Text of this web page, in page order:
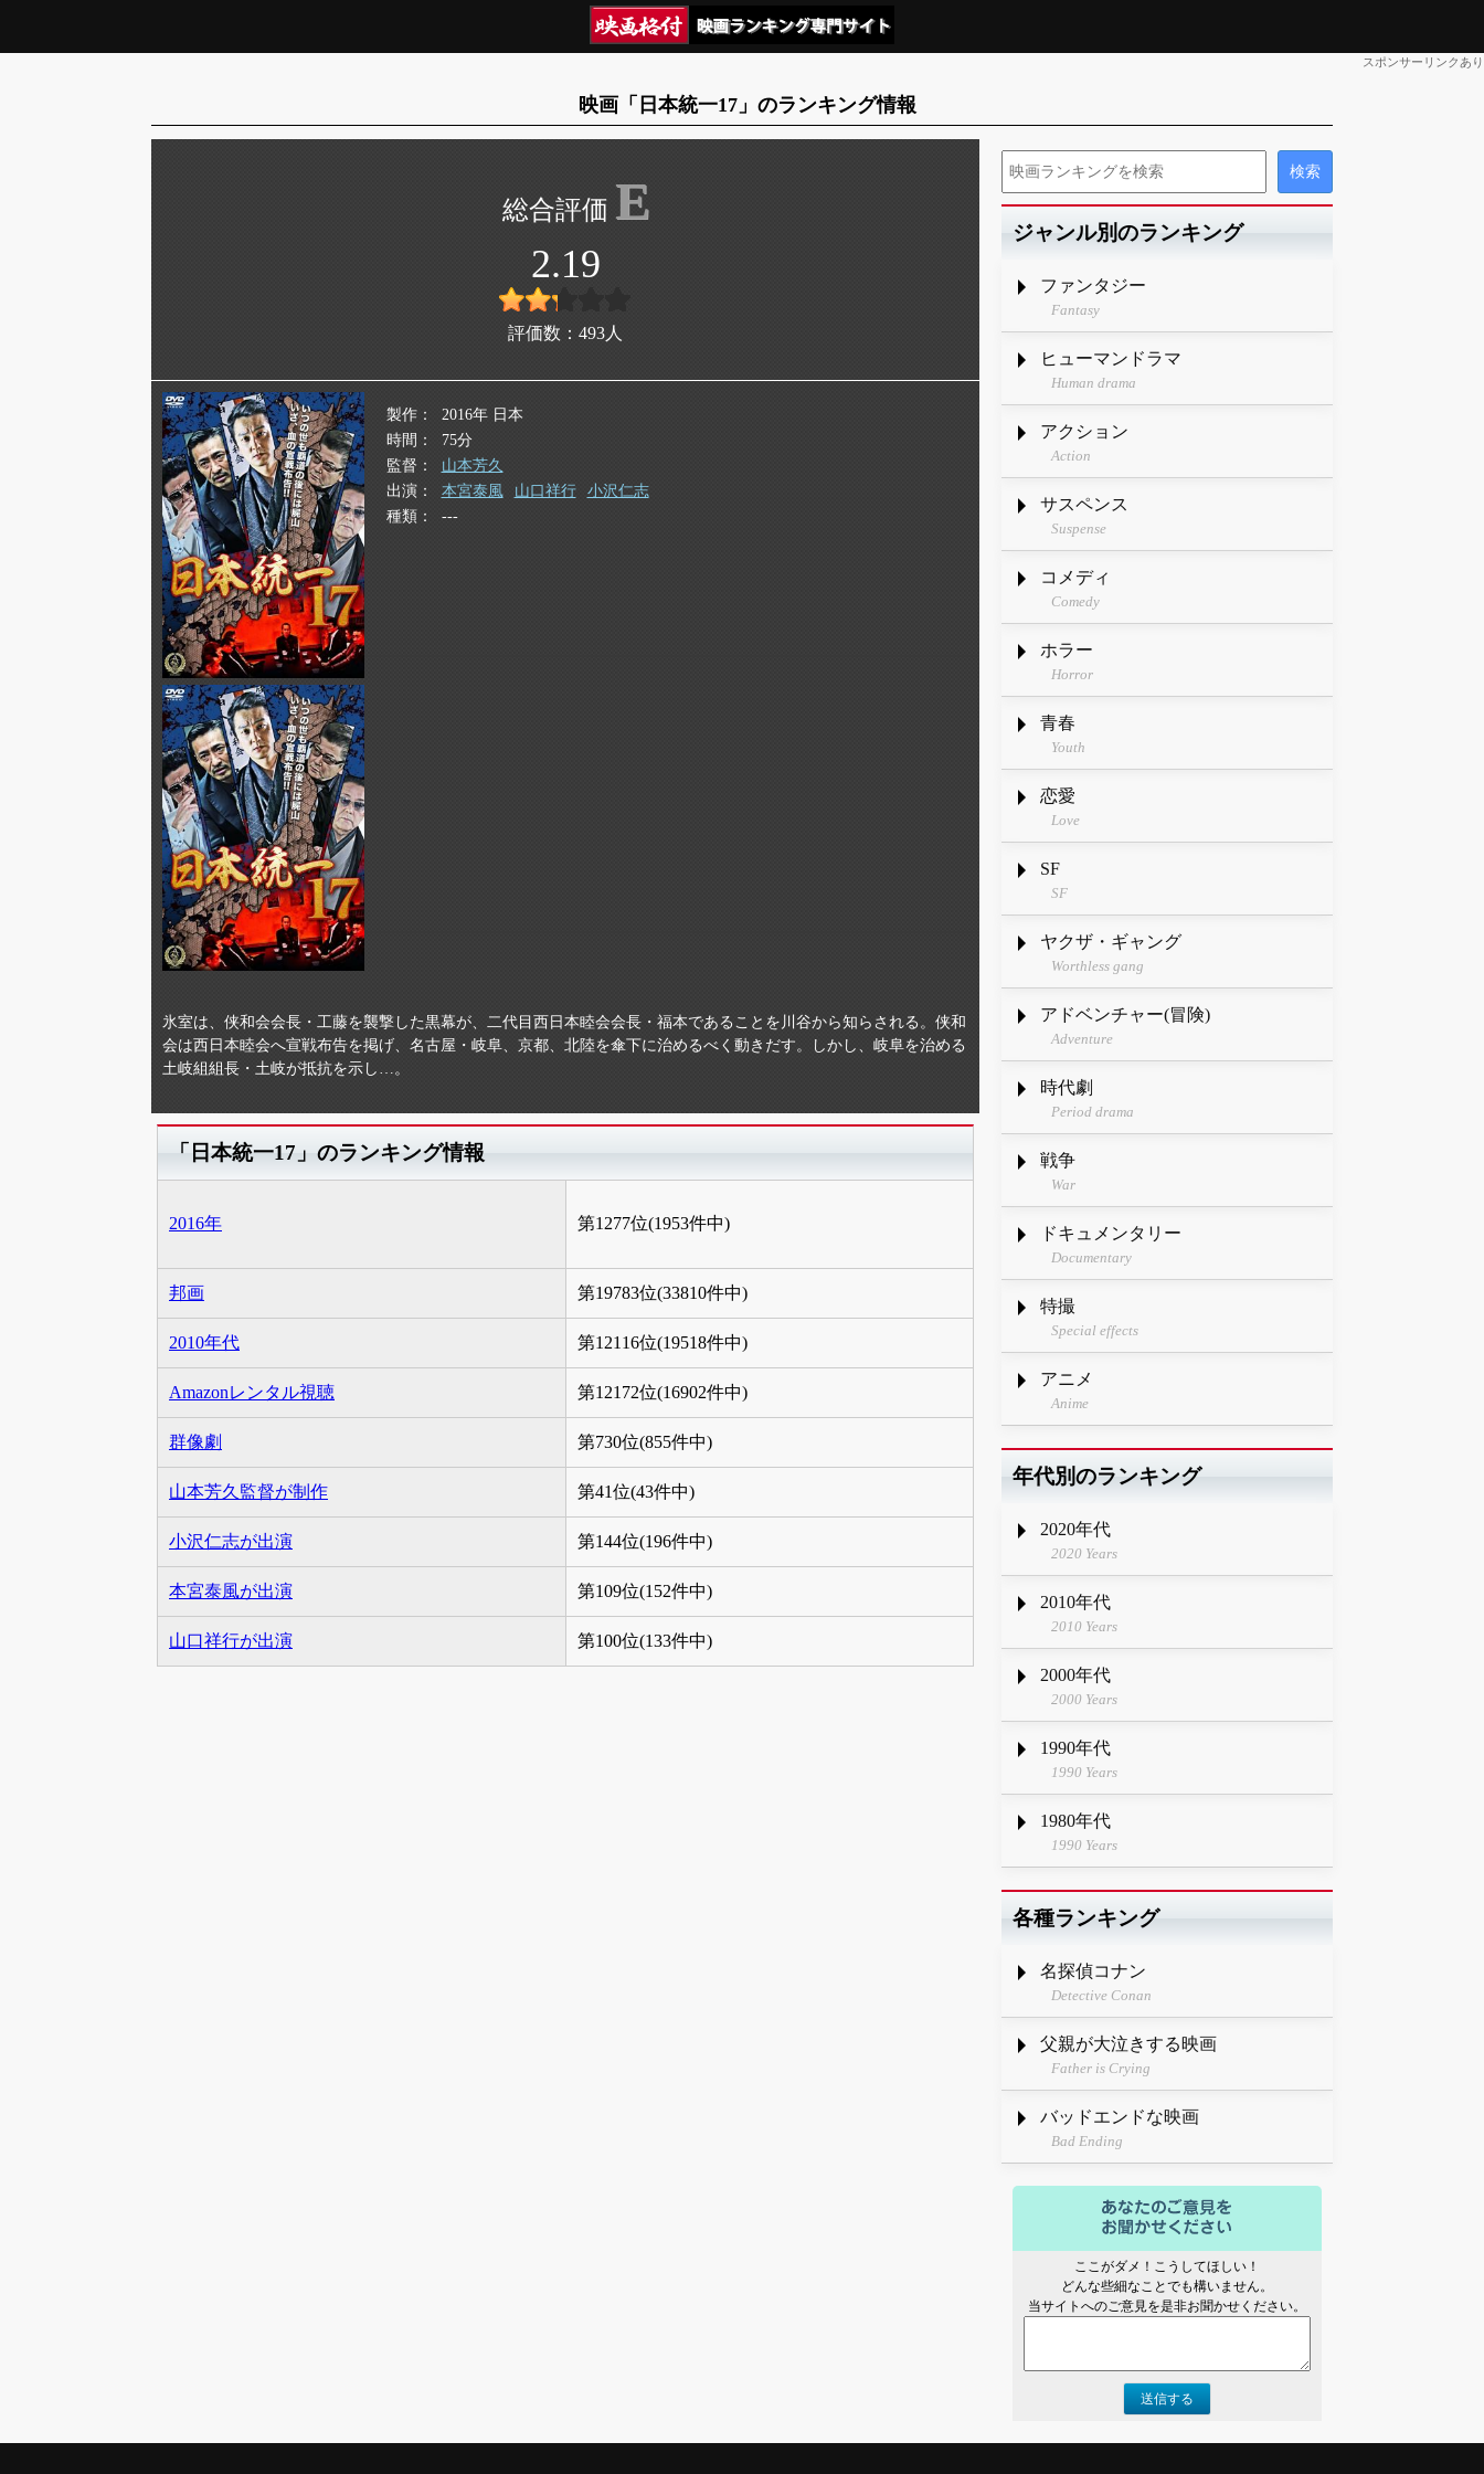
スポンサーリンクあり
映画「日本統一17」のランキング情報
E
2.19
評価数： 493 人
製作
2016年 日本
時間
75分
監督
山本芳久
出演
本宮泰風 山口祥行
小沢仁志
種類
---
氷室は、侠和会会長・工藤を襲撃した黒幕が、二代目西日本睦会会長・福本であることを川谷から知らされる。侠和
会は西日本睦会へ宣戦布告を掲げ、名古屋・岐阜、京都、北陸を傘下に治めるべく動きだす。しかし、岐阜を治める
土岐組組長・土岐が抵抗を示し…。
「日本統一17」のランキング情報
2016年 第1277位(1953件中)
邦画 第19783位(33810件中)
2010年代 第12116位(19518件中)
Amazonレンタル視聴 第12172位(16902件中)
群像劇 第730位(855件中)
山本芳久監督が制作 第41位(43件中)
小沢仁志が出演 第144位(196件中)
本宮泰風が出演 第109位(152件中)
山口祥行が出演 第100位(133件中)
ジャンル別のランキング
ファンタジー
Fantasy
ヒューマンドラマ
Human drama
アクション
Action
サスペンス
Suspense
コメディ
Comedy
ホラー
Horror
青春
Youth
恋愛
Love
SF
SF
ヤクザ・ギャング
Worthless gang
アドベンチャー(冒険)
Adventure
時代劇
Period drama
戦争
War
ドキュメンタリー
Documentary
特撮
Special effects
アニメ
Anime
年代別のランキング
2020年代
2020 Years
2010年代
2010 Years
2000年代
2000 Years
1990年代
1990 Years
1980年代
1990 Years
各種ランキング
名探偵コナン
Detective Conan
父親が大泣きする映画
Father is Crying
バッドエンドな映画
Bad Ending
ここがダメ！こうしてほしい！
どんな些細なことでも構いません。
当サイトへのご意見を是非お聞かせください。
送信する